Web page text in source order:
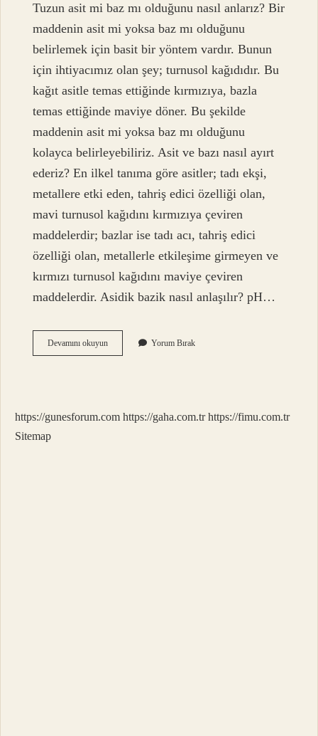
Tuzun asit mi baz mı olduğunu nasıl anlarız? Bir
maddenin asit mi yoksa baz mı olduğunu
belirlemek için basit bir yöntem vardır. Bunun
için ihtiyacımız olan şey; turnusol kağıdıdır. Bu
kağıt asitle temas ettiğinde kırmızıya, bazla
temas ettiğinde maviye döner. Bu şekilde
maddenin asit mi yoksa baz mı olduğunu
kolayca belirleyebiliriz. Asit ve bazı nasıl ayırt
ederiz? En ilkel tanıma göre asitler; tadı ekşi,
metallere etki eden, tahriş edici özelliği olan,
mavi turnusol kağıdını kırmızıya çeviren
maddelerdir; bazlar ise tadı acı, tahriş edici
özelliği olan, metallerle etkileşime girmeyen ve
kırmızı turnusol kağıdını maviye çeviren
maddelerdir. Asidik bazik nasıl anlaşılır? pH…
Devamını okuyunAsidik
Bazik
Yorum Bırak
https://gunesforum.com https://gaha.com.tr https://fimu.com.tr
Sitemap